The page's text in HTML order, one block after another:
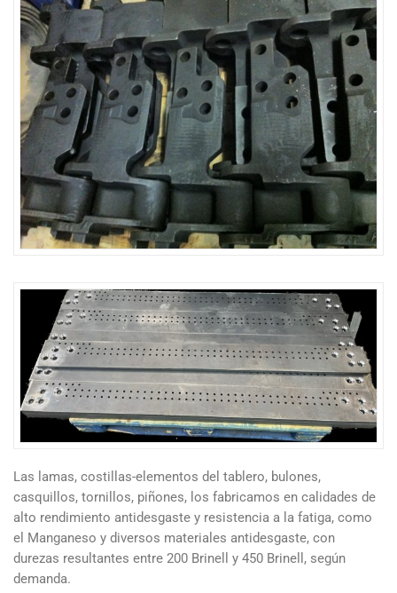
Las lamas, costillas-elementos del tablero, bulones,
casquillos, tornillos, piñones, los fabricamos en calidades de
alto rendimiento antidesgaste y resistencia a la fatiga, como
el Manganeso y diversos materiales antidesgaste, con
durezas resultantes entre 200 Brinell y 450 Brinell, según
demanda.